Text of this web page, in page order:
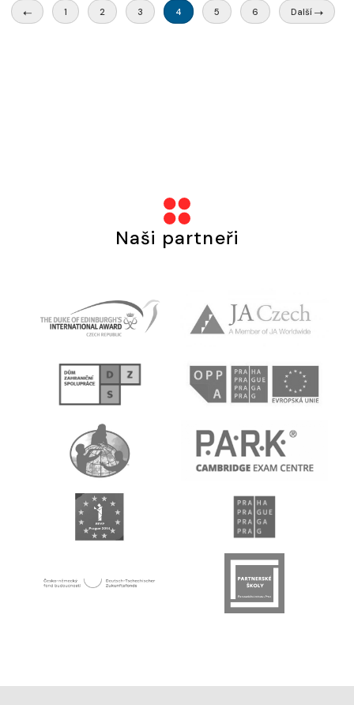
1 2 3 4 5 6 Další
Naši partneři